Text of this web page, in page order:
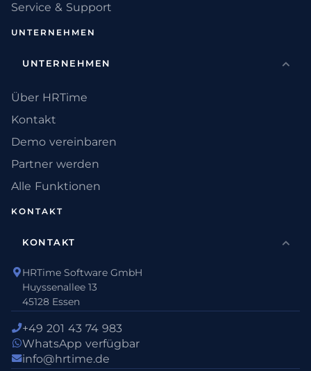
Service & Support
UNTERNEHMEN
UNTERNEHMEN
Über HRTime
Kontakt
Demo vereinbaren
Partner werden
Alle Funktionen
KONTAKT
KONTAKT
HRTime Software GmbH
Huyssenallee 13
45128 Essen
+49 201 43 74 983
WhatsApp verfügbar
info@hrtime.de